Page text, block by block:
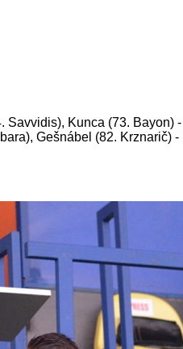
Kunca (73. Bayon)
Gešnábel (82. Krznarič) -